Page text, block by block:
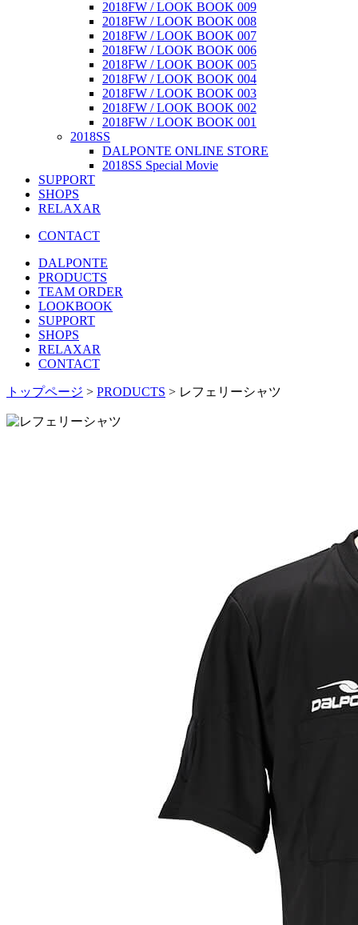
2018FW / LOOK BOOK 009
2018FW / LOOK BOOK 008
2018FW / LOOK BOOK 007
2018FW / LOOK BOOK 006
2018FW / LOOK BOOK 005
2018FW / LOOK BOOK 004
2018FW / LOOK BOOK 003
2018FW / LOOK BOOK 002
2018FW / LOOK BOOK 001
2018SS
DALPONTE ONLINE STORE
2018SS Special Movie
SUPPORT
SHOPS
RELAXAR
CONTACT
DALPONTE
PRODUCTS
TEAM ORDER
LOOKBOOK
SUPPORT
SHOPS
RELAXAR
CONTACT
トップページ > PRODUCTS > レフェリーシャツ